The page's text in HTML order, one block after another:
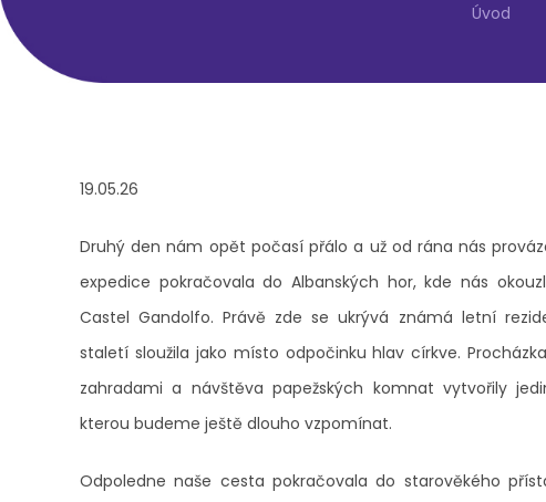
Úvod
19.05.26
Druhý den nám opět počasí přálo a už od rána nás
expedice pokračovala do Albanských hor, kde nás
Castel Gandolfo. Právě zde se ukrývá známá letní
staletí sloužila jako místo odpočinku hlav církve.
zahradami a návštěva papežských komnat vytvořily
kterou budeme ještě dlouho vzpomínat.
Odpoledne naše cesta pokračovala do starověkého